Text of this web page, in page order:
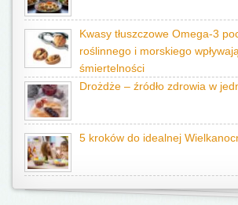
Kwasy tłuszczowe Omega-3
roślinnego i morskiego
śmiertelności
Drożdże – źródło zdrowia w
5 kroków do idealnej